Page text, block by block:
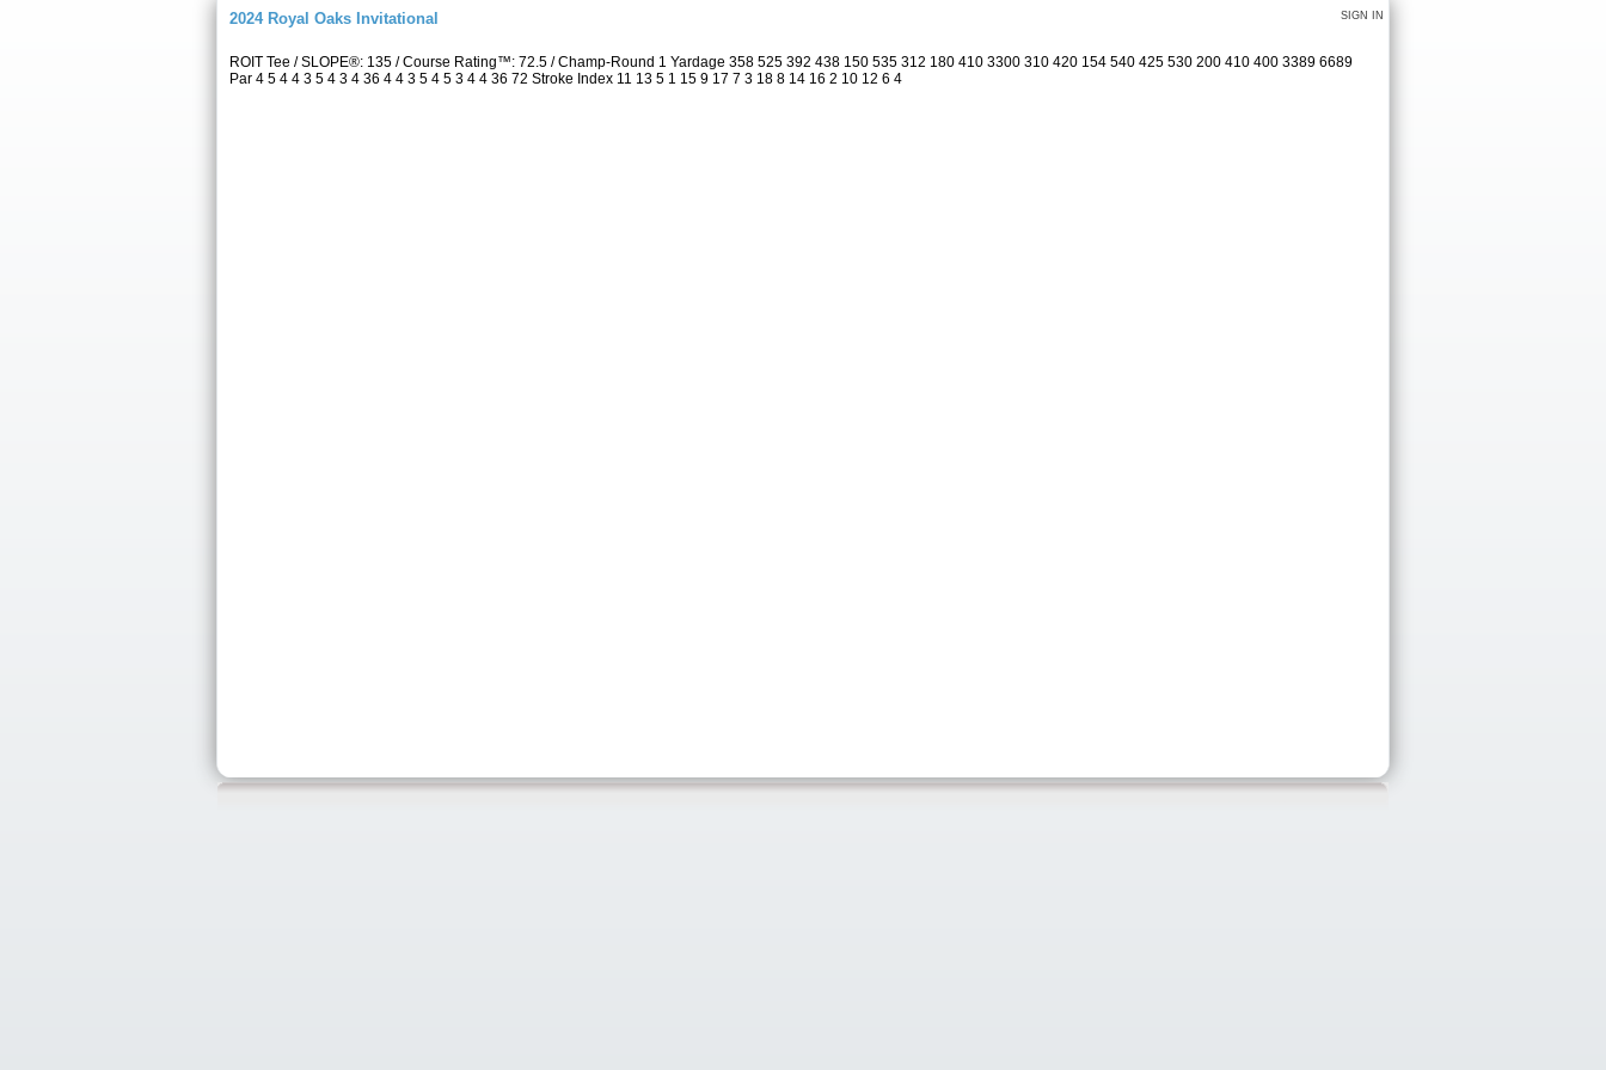
SIGN IN
2024 Royal Oaks Invitational
ROIT Tee / SLOPE®: 135 / Course Rating™: 72.5 / Champ-Round 1 Yardage 358 525 392 438 150 535 312 180 410 3300 310 420 154 540 425 530 200 410 400 3389 6689
Par 4 5 4 4 3 5 4 3 4 36 4 4 3 5 4 5 3 4 4 36 72 Stroke Index 11 13 5 1 15 9 17 7 3 18 8 14 16 2 10 12 6 4